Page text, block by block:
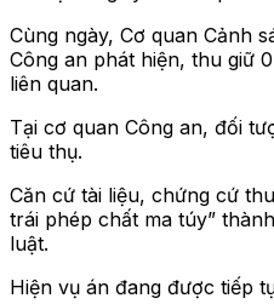
Cùng ngày, Cơ quan Cảnh
Công an phát hiện, thu giữ
liên quan.
Tại cơ quan Công an, đối
tiêu thụ.
Căn cứ tài liệu, chứng cứ
trái phép chất ma túy”
luật.
Hiện vụ án đang được tiếp